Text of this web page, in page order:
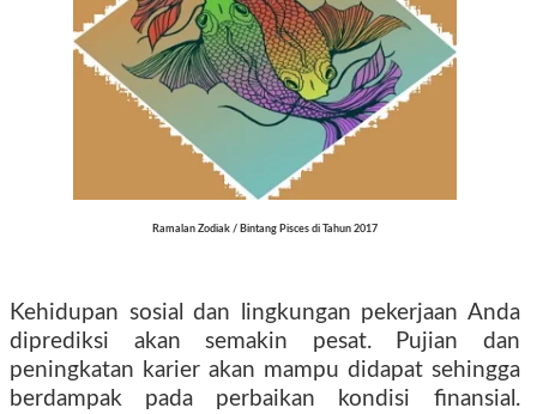
Ramalan Zodiak / Bintang Pisces di Tahun 2017
Kehidupan sosial dan lingkungan pekerjaan Anda
diprediksi akan semakin pesat. Pujian dan
peningkatan karier akan mampu didapat sehingga
berdampak pada perbaikan kondisi finansial.